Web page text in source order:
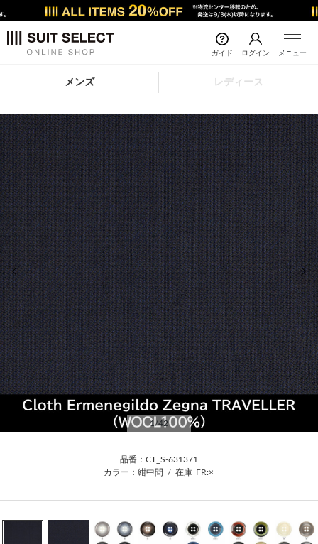
ガイド ログイン メニュー
メンズ レディース
前の画像 次
1 /42
品番：CT_S-631371
カラー：紺中間
/ 在庫 FR:×